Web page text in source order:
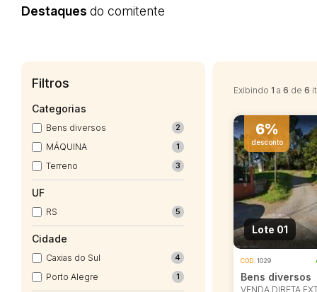
Destaques do comitente
Filtros
Categorias
Bens diversos 2
MÁQUINA 1
Terreno 3
UF
RS 5
Cidade
Caxias do Sul 4
Porto Alegre 1
Exibindo 1 a 6 de 6
6%
desconto
Lote 01
COD. 1029
Bens diversos
VENDA DIRETA